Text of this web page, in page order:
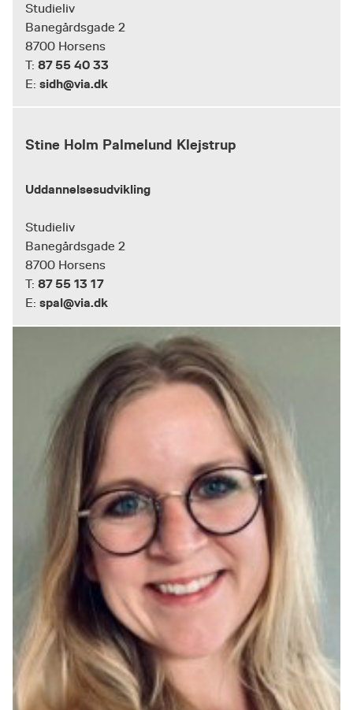
Studieliv
Banegårdsgade 2
8700 Horsens
T: 87 55 40 33
E: sidh@via.dk
Stine Holm Palmelund Klejstrup
Uddannelsesudvikling
Studieliv
Banegårdsgade 2
8700 Horsens
T: 87 55 13 17
E: spal@via.dk